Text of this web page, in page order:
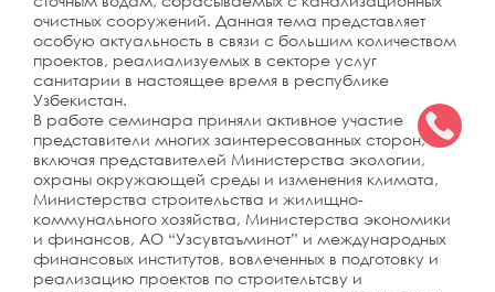
очистных сооружений. Данная тема представляет
особую актуальность в связи с большим количеством
проектов, реалиализуемых в секторе услуг
санитарии в настоящее время в республике
Узбекистан.
В работе семинара приняли активное участие
представители многих заинтересованных сторон,
включая представителей Министерства экологии,
охраны окружающей среды и изменения климата,
Министерства строительства и жилищно-
коммунального хозяйства, Министерства экономики
и финансов, АО “Узсувтаъминот” и международных
финансовых институтов, вовлеченных в подготовку и
реализацию проектов по строительтсву и